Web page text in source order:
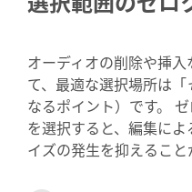
オーディオの削除や挿
て、最適な選択場所は「
なるポイント）です。
を選択すると、編集に
イズの発生を抑えること